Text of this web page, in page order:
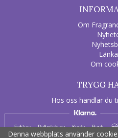
Om
Om
TRYGG
Hos oss handlar du
Denna webbplats använder